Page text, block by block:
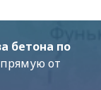
бетона по
от